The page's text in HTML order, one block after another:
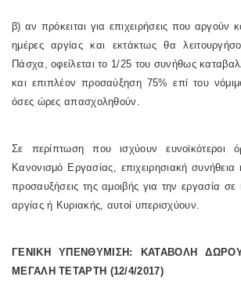
β) αν πρόκειται για επιχειρήσεις που αργούν
ημέρες αργίας και εκτάκτως θα
Πάσχα, οφείλεται το 1/25 του συνήθως
και επιπλέον προσαύξηση 75% επί του
όσες ώρες απασχοληθούν.
Σε περίπτωση που ισχύουν
Κανονισμό Εργασίας, επιχειρησιακή
προσαυξήσεις της αμοιβής για την εργασία
αργίας ή Κυριακής, αυτοί υπερισχύουν.
ΓΕΝΙΚΗ ΥΠΕΝΘΥΜΙΣΗ: ΚΑΤΑΒΟΛΗ
ΜΕΓΑΛΗ ΤΕΤΑΡΤΗ (12/4/2017)